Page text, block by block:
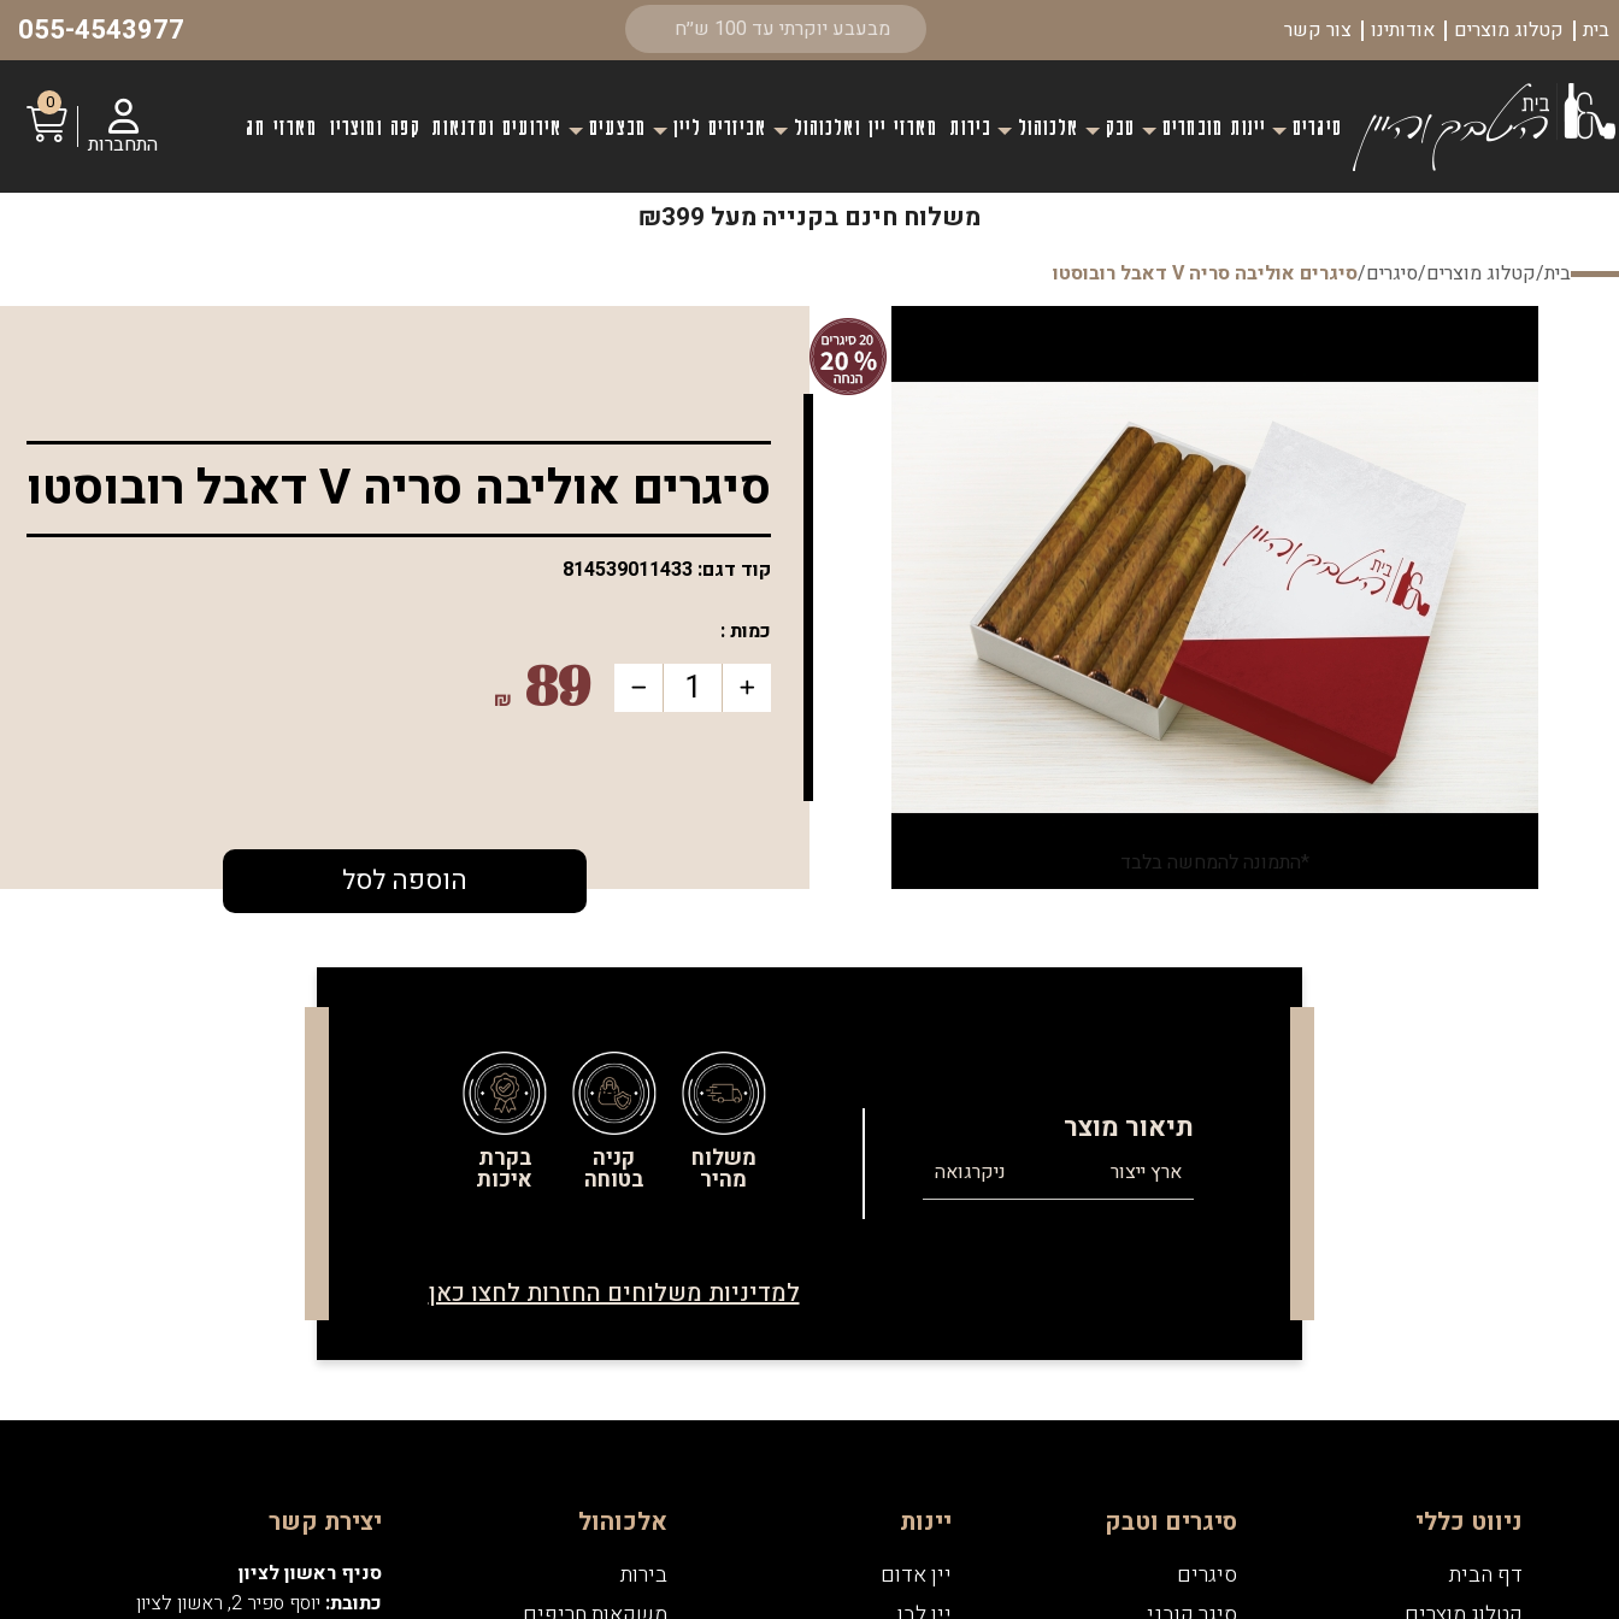
בית קטלוג מוצרים אודותינו צור קשר 055-4543977
סיגרים יינות מובחרים טבק אלכוהול בירות מארזי יין ואלכוהול אביזרים ליין מבצעים אירועים וסדנאות קפה ומוצריו מארזי חג
התחברות
0
משלוח חינם בקנייה מעל ₪399
בית/קטלוג מוצרים/סיגרים/סיגרים אוליבה סריה V דאבל רובוסטו
*התמונה להמחשה בלבד
סיגרים אוליבה סריה V דאבל רובוסטו
קוד דגם: 814539011433
כמות :
89
₪
הוספה לסל
תיאור מוצר
ארץ ייצור ניקרגואה משלוח
מהיר
קניה
בטוחה
בקרת
איכות
למדיניות משלוחים החזרות לחצו כאן
ניווט כללי
דף הבית
סיגרים וטבק
סיגרים
יינות
יין אדום
אלכוהול
בירות
יצירת קשר
סניף ראשון לציון
כתובת: יוסף ספיר 2, ראשון לציון